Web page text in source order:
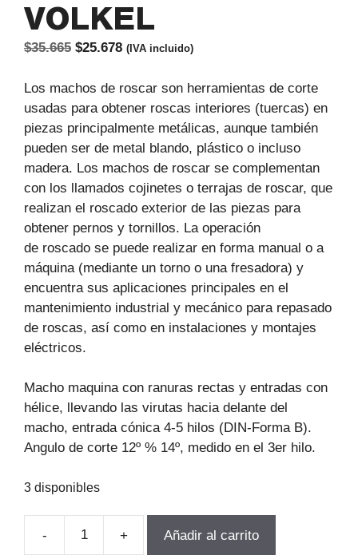
VOLKEL
$35.665 El
original
era:
$35.665.
$25.678El
actual
es:
$25.678.
(IVA incluido)
Los machos de roscar son herramientas de corte
usadas para obtener roscas interiores (tuercas) en
piezas principalmente metálicas, aunque también
pueden ser de metal blando, plástico o incluso
madera. Los machos de roscar se complementan
con los llamados cojinetes o terrajas de roscar, que
realizan el roscado exterior de las piezas para
obtener pernos y tornillos. La operación
de roscado se puede realizar en forma manual o a
máquina (mediante un torno o una fresadora) y
encuentra sus aplicaciones principales en el
mantenimiento industrial y mecánico para repasado
de roscas, así como en instalaciones y montajes
eléctricos.
Macho maquina con ranuras rectas y entradas con
hélice, llevando las virutas hacia delante del
macho, entrada cónica 4-5 hilos (DIN-Forma B).
Angulo de corte 12º % 14º, medido en el 3er hilo.
3 disponibles
-
MACHO
+ Añadir al carrito